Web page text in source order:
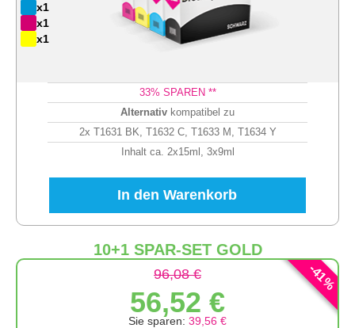
x1
x1
x1
33% SPAREN **
Alternativ kompatibel zu
2x T1631 BK, T1632 C, T1633 M, T1634 Y
Inhalt ca. 2x15ml, 3x9ml
In den Warenkorb
10+1 SPAR-SET GOLD
-
41
%
96,08 €
56,52 €
Sie sparen: 39,56 €